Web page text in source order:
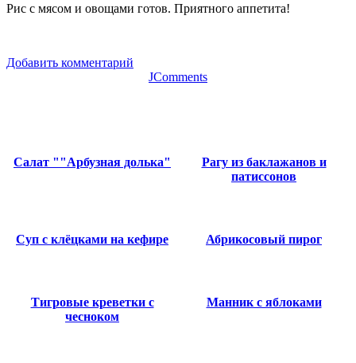
Рис с мясом и овощами готов. Приятного аппетита!
Добавить комментарий
JComments
Салат ""Арбузная долька"
Рагу из баклажанов и
патиссонов
Суп с клёцками на кефире Абрикосовый пирог
Тигровые креветки с
чесноком
Манник с яблоками